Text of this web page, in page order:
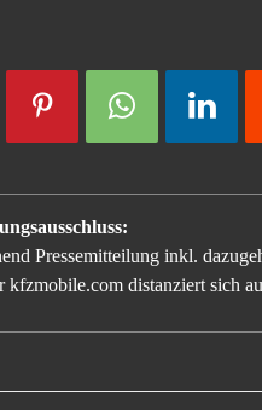
Pressemitteilung inkl.
kfzmobile.com distanziert sich